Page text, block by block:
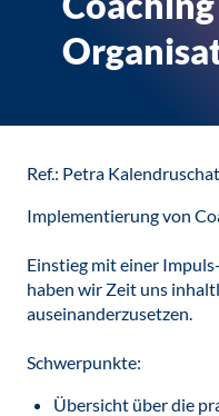
Ref.: Petra Kalendruschat
Implementierung von
Einstieg mit einer
haben wir Zeit uns
auseinanderzusetzen.
Schwerpunkte:
Übersicht über die